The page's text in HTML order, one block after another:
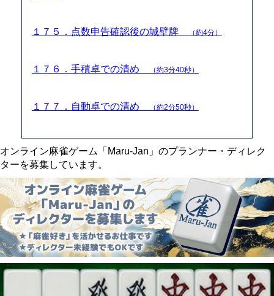
１７５．点数申告確認後の城壁牌 （約4分）
１７６．手積卓での清め （約3分40秒）
１７７．自動卓での清め （約2分50秒）
オンライン麻雀ゲーム「Maru-Jan」のプランナー・ディレク
ターを募集しています。